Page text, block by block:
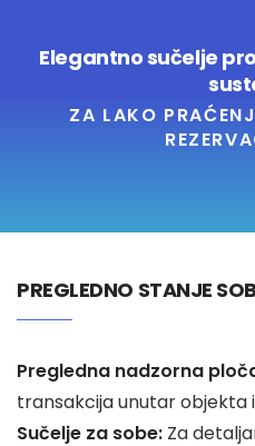
Akademija
O nama
Hotel Audit
Elegantno sučelje
ZA LAKO
PREGLEDNO STANJE
Pregledna nadzorna
transakcija unutar objekta
Sučelje za sobe: Za